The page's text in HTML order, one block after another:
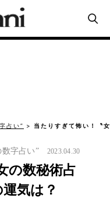
占い” 当たりすぎて怖い！〝
字占い” 2023.04.30
の数秘術占
気は？